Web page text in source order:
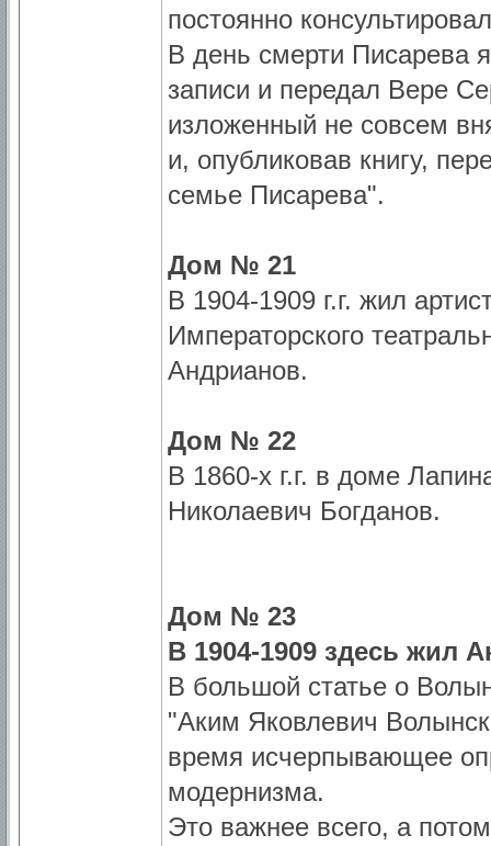
постоянно
В день смерти Писарева
записи и передал Вере
изложенный не совсем
и, опубликовав книгу,
семье Писарева".
Дом № 21
В 1904-1909 г.г. жил
Императорского
Андрианов.
Дом № 22
В 1860-х г.г. в доме
Николаевич Богданов.
Дом № 23
В 1904-1909 здесь жил
В большой статье о
"Аким Яковлевич
время исчерпывающее
модернизма.
Это важнее всего, а